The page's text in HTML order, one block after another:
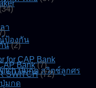
า
ป้องกัน
for CAP Bank
ปุ่มกด สวิตช์ลูกศร
ปุ่มกด
น (2)
Bank (7)
SWITCH (72)